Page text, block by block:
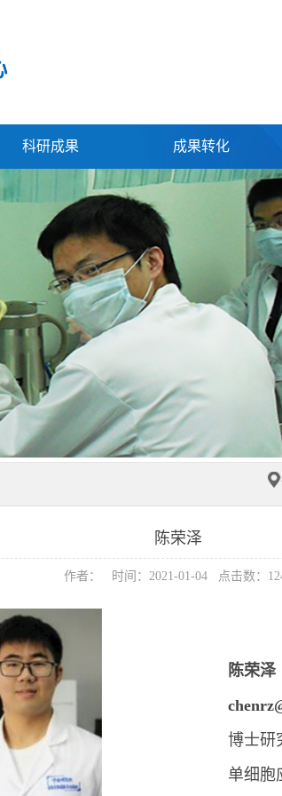
科研成果 成果转化
陈荣泽
作者： 时间：2021-01-04 点击数：
陈荣泽
博士研
单细胞